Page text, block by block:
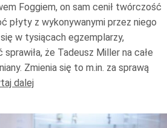
Foggiem, on sam cenił twórczość
płyty z wykonywanymi przez niego
w tysiącach egzemplarzy,
że Tadeusz Miller na całe
Zmienia się to m.in. za sprawą
dalej